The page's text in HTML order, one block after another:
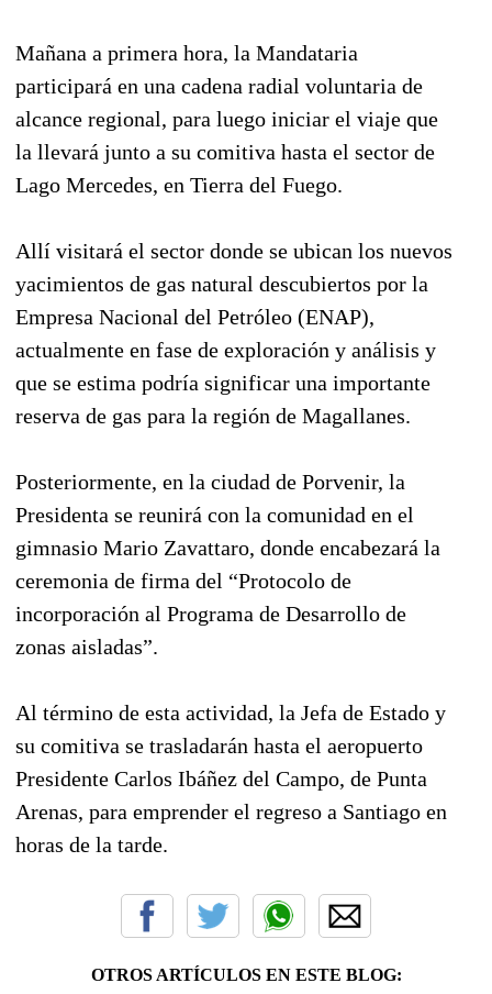
Mañana a primera hora, la Mandataria
participará en una cadena radial voluntaria de
alcance regional, para luego iniciar el viaje que
la llevará junto a su comitiva hasta el sector de
Lago Mercedes, en Tierra del Fuego.
Allí visitará el sector donde se ubican los nuevos
yacimientos de gas natural descubiertos por la
Empresa Nacional del Petróleo (ENAP),
actualmente en fase de exploración y análisis y
que se estima podría significar una importante
reserva de gas para la región de Magallanes.
Posteriormente, en la ciudad de Porvenir, la
Presidenta se reunirá con la comunidad en el
gimnasio Mario Zavattaro, donde encabezará la
ceremonia de firma del “Protocolo de
incorporación al Programa de Desarrollo de
zonas aisladas”.
Al término de esta actividad, la Jefa de Estado y
su comitiva se trasladarán hasta el aeropuerto
Presidente Carlos Ibáñez del Campo, de Punta
Arenas, para emprender el regreso a Santiago en
horas de la tarde.
OTROS ARTÍCULOS EN ESTE BLOG: